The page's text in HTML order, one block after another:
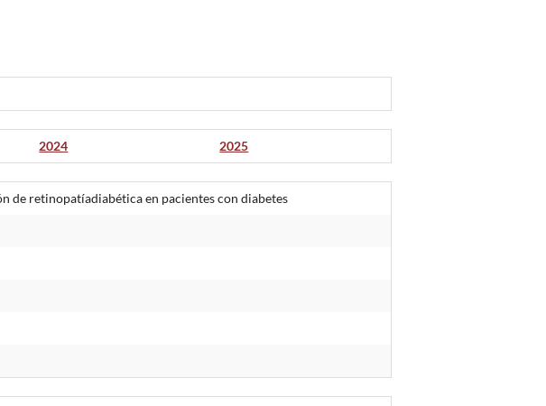
2024 2025
de retinopatíadiabética en pacientes con diabetes